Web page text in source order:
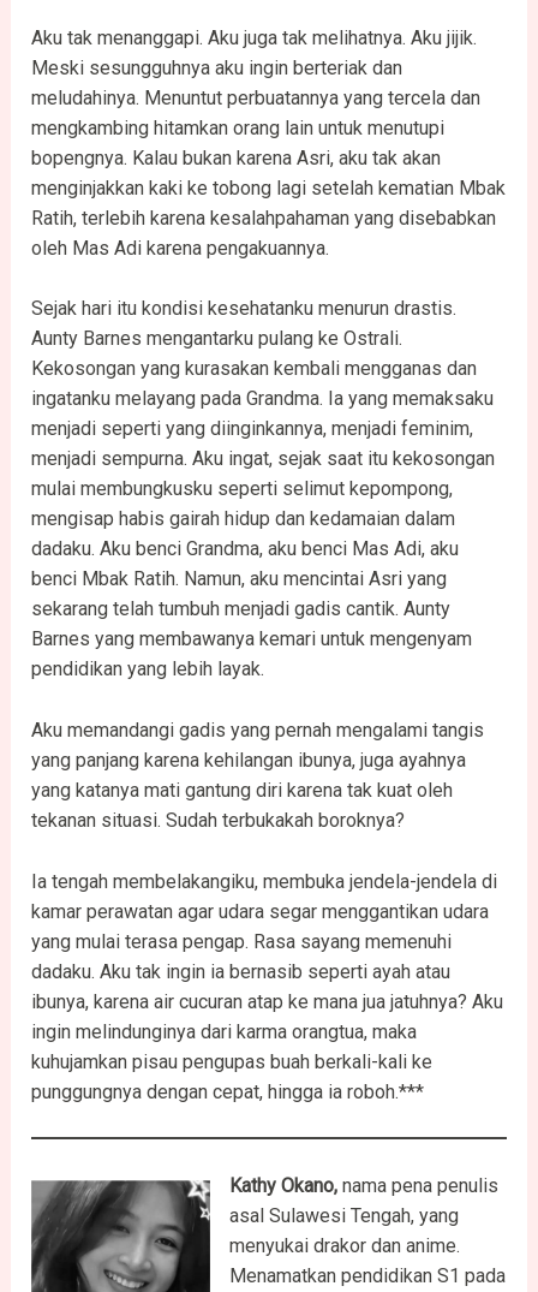
Aku tak menanggapi. Aku juga tak melihatnya. Aku jijik.
Meski sesungguhnya aku ingin berteriak dan
meludahinya. Menuntut perbuatannya yang tercela dan
mengkambing hitamkan orang lain untuk menutupi
bopengnya. Kalau bukan karena Asri, aku tak akan
menginjakkan kaki ke tobong lagi setelah kematian Mbak
Ratih, terlebih karena kesalahpahaman yang disebabkan
oleh Mas Adi karena pengakuannya.
Sejak hari itu kondisi kesehatanku menurun drastis.
Aunty Barnes mengantarku pulang ke Ostrali.
Kekosongan yang kurasakan kembali mengganas dan
ingatanku melayang pada Grandma. Ia yang memaksaku
menjadi seperti yang diinginkannya, menjadi feminim,
menjadi sempurna. Aku ingat, sejak saat itu kekosongan
mulai membungkusku seperti selimut kepompong,
mengisap habis gairah hidup dan kedamaian dalam
dadaku. Aku benci Grandma, aku benci Mas Adi, aku
benci Mbak Ratih. Namun, aku mencintai Asri yang
sekarang telah tumbuh menjadi gadis cantik. Aunty
Barnes yang membawanya kemari untuk mengenyam
pendidikan yang lebih layak.
Aku memandangi gadis yang pernah mengalami tangis
yang panjang karena kehilangan ibunya, juga ayahnya
yang katanya mati gantung diri karena tak kuat oleh
tekanan situasi. Sudah terbukakah boroknya?
Ia tengah membelakangiku, membuka jendela-jendela di
kamar perawatan agar udara segar menggantikan udara
yang mulai terasa pengap. Rasa sayang memenuhi
dadaku. Aku tak ingin ia bernasib seperti ayah atau
ibunya, karena air cucuran atap ke mana jua jatuhnya? Aku
ingin melindunginya dari karma orangtua, maka
kuhujamkan pisau pengupas buah berkali-kali ke
punggungnya dengan cepat, hingga ia roboh.***
Kathy Okano, nama pena penulis
asal Sulawesi Tengah, yang
menyukai drakor dan anime.
Menamatkan pendidikan S1 pada